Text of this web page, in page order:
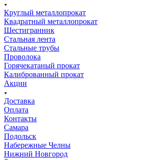
Круглый металлопрокат
Квадратный металлопрокат
Шестигранник
Стальная лента
Стальные трубы
Проволока
Горячекатаный прокат
Калиброванный прокат
Акции
Доставка
Оплата
Контакты
Самара
Подольск
Набережные Челны
Нижний Новгород